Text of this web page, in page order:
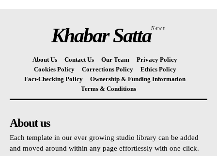
Khabar SattaNews
About Us Contact Us Our Team
Privacy Policy
Cookies Policy
Corrections Policy
Ethics Policy
Fact-Checking Policy
Ownership & Funding Information
Terms & Conditions
About us
Each template in our ever growing studio library can be added
and moved around within any page effortlessly with one click.